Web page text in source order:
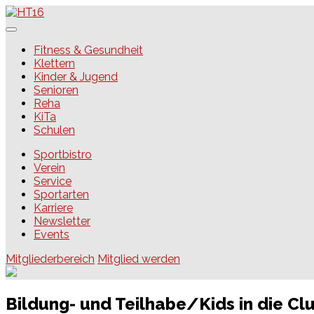
Skip
to
HT16Fitness & Gesundheit
Klettern
Kinder & Jugend
Senioren
Reha
KiTa
Schulen
Sportbistro
Verein
Service
Sportarten
Karriere
Newsletter
Events
Mitgliederbereich Mitglied werden
Bildung- und Teilhabe/Kids in die